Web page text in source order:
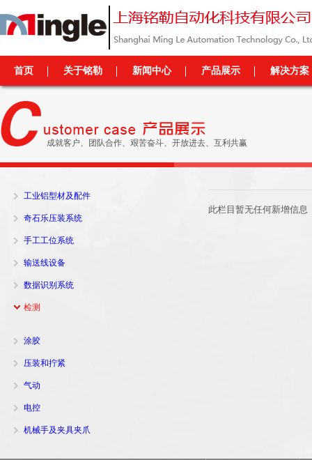
首页 关于铭勒 新闻中心 产品展示 解决方案
成就客户、团队合作、艰苦奋斗、开放进去、互利共赢
工业铝型材及配件
奇石乐压装系统
手工工位系统
输送线设备
数据识别系统
检测
涂胶
压装和拧紧
气动
电控
机械手及夹具夹爪
此栏目暂无任何新增信息